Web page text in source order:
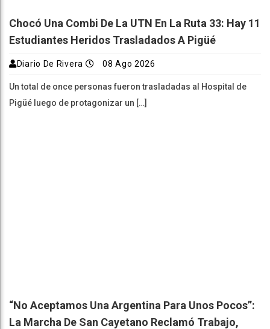
Chocó Una Combi De La UTN En La Ruta 33: Hay 11
Estudiantes Heridos Trasladados A Pigüé
Diario De Rivera 08 Ago 2026
Un total de once personas fueron trasladadas al Hospital de
Pigüé luego de protagonizar un […]
“No Aceptamos Una Argentina Para Unos Pocos”:
La Marcha De San Cayetano Reclamó Trabajo,